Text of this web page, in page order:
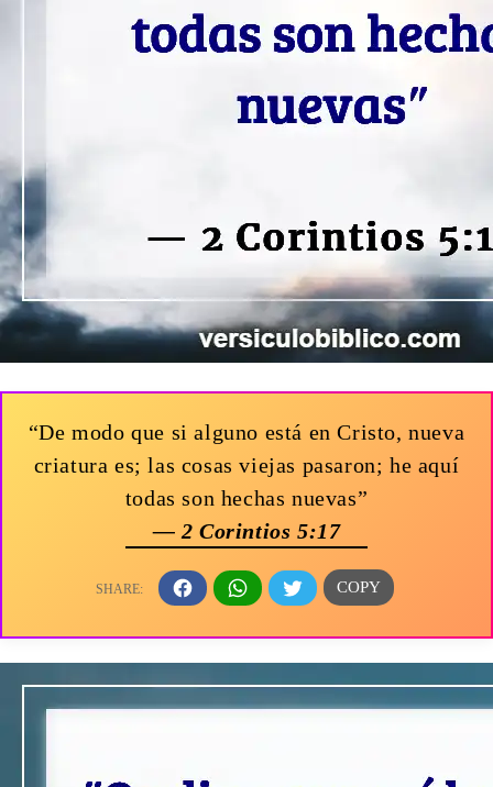
“De modo que si alguno está en Cristo, nueva
criatura es; las cosas viejas pasaron; he aquí
todas son hechas nuevas”
— 2 Corintios 5:17